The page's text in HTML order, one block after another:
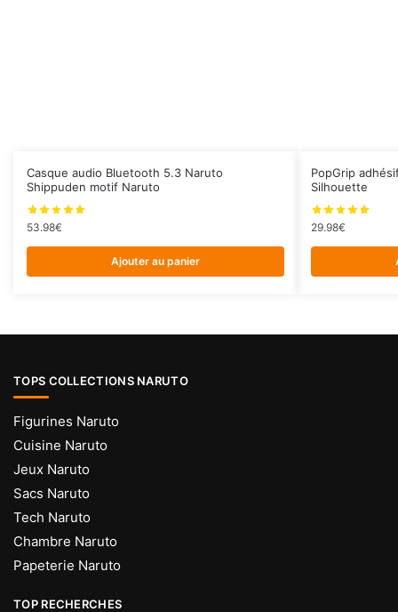
Casque audio Bluetooth 5.3 Naruto
Shippuden motif Naruto
53.98€
Ajouter au panier
PopGrip
Silhouette
29.98€
TOPS COLLECTIONS NARUTO
Figurines Naruto
Cuisine Naruto
Jeux Naruto
Sacs Naruto
Tech Naruto
Chambre Naruto
Papeterie Naruto
TOP RECHERCHES